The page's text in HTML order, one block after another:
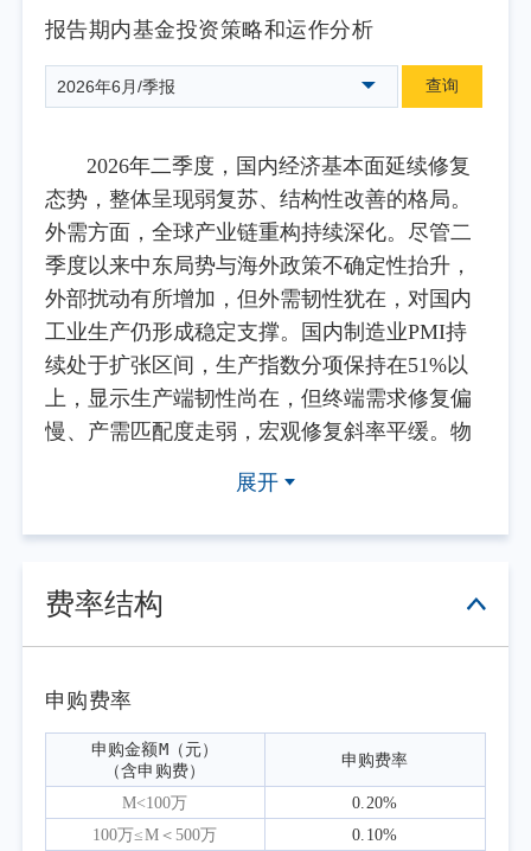
报告期内基金投资策略和运作分析
2026年6月/季报 查询
2026年二季度，国内经济基本面延续修复
态势，整体呈现弱复苏、结构性改善的格局。
外需方面，全球产业链重构持续深化。尽管二
季度以来中东局势与海外政策不确定性抬升，
外部扰动有所增加，但外需韧性犹在，对国内
工业生产仍形成稳定支撑。国内制造业PMI持
续处于扩张区间，生产指数分项保持在51%以
上，显示生产端韧性尚在，但终端需求修复偏
慢、产需匹配度走弱，宏观修复斜率平缓。物
格改善的共同推动下同比回升；CPI受制于服务
消费修复乏力、终端需求不足，4-5月同比增速
度有限。展望三季度，国内物价预计将维持温
奏偏缓、实体融资需求改善力度不足，需求端
整体呈现外强内弱、复苏动能偏弱的特征。总
体而言，二季度经济复苏节奏有所放缓，内需
修复不及预期、企业扩产意愿低迷，仍是当前
经济运行的核心结构性问题。
展开
费率结构
申购费率
申购金额M（元）
（含申购费）
申购费率
M<100万
0.20%
100万≤M＜500万
0.10%